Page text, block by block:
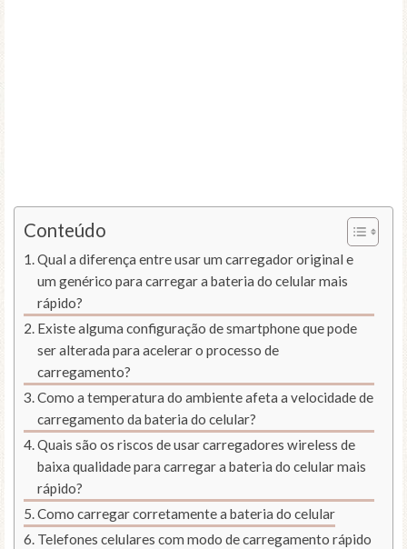
Conteúdo
Qual a diferença entre usar um carregador original e
um genérico para carregar a bateria do celular mais
rápido?
Existe alguma configuração de smartphone que pode
ser alterada para acelerar o processo de
carregamento?
Como a temperatura do ambiente afeta a velocidade de
carregamento da bateria do celular?
Quais são os riscos de usar carregadores wireless de
baixa qualidade para carregar a bateria do celular mais
rápido?
Como carregar corretamente a bateria do celular
Telefones celulares com modo de carregamento rápido